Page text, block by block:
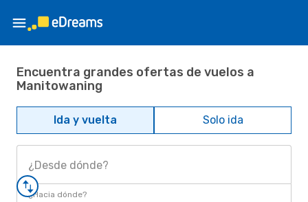
Encuentra grandes ofertas de vuelos a
Manitowaning
Ida y vuelta Solo ida
¿Desde dónde?
¿Hacia dónde?